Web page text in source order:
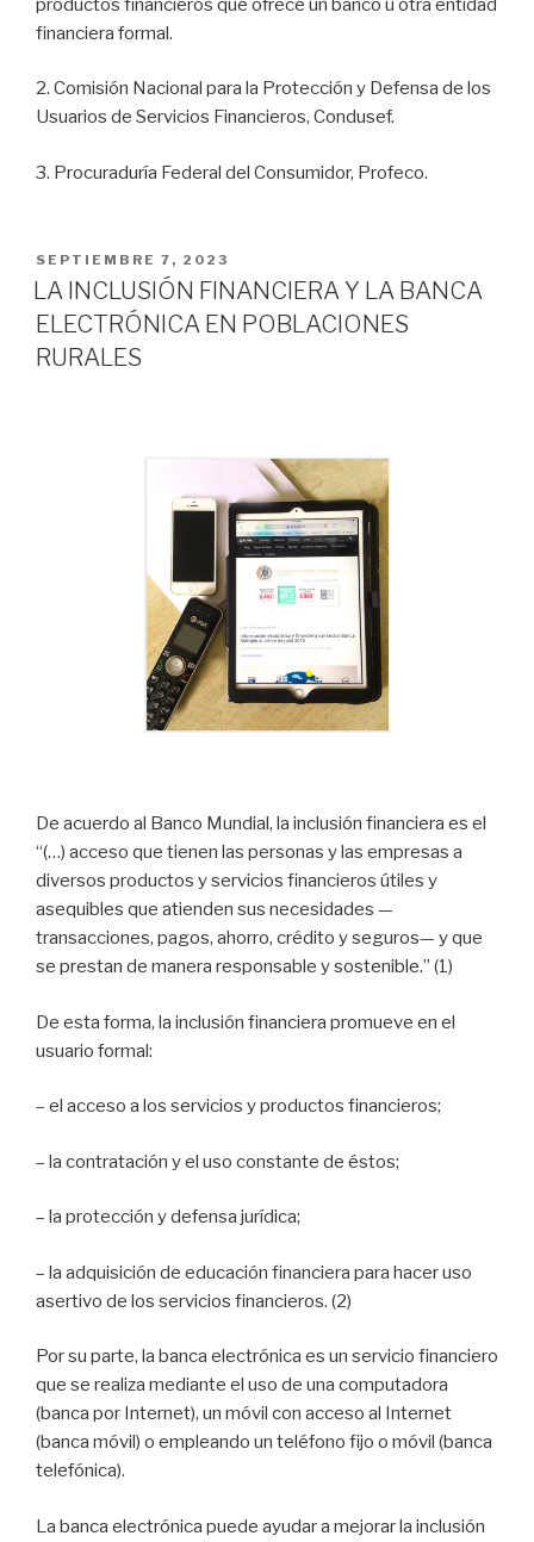
productos financieros que ofrece un banco u otra entidad
financiera formal.
2. Comisión Nacional para la Protección y Defensa de los
Usuarios de Servicios Financieros, Condusef.
3. Procuraduría Federal del Consumidor, Profeco.
PUBLICADO
EN
SEPTIEMBRE 7, 2023
LA INCLUSIÓN FINANCIERA Y LA BANCA
ELECTRÓNICA EN POBLACIONES
RURALES
De acuerdo al Banco Mundial, la inclusión financiera es el
“(…) acceso que tienen las personas y las empresas a
diversos productos y servicios financieros útiles y
asequibles que atienden sus necesidades —
transacciones, pagos, ahorro, crédito y seguros— y que
se prestan de manera responsable y sostenible.” (1)
De esta forma, la inclusión financiera promueve en el
usuario formal:
– el acceso a los servicios y productos financieros;
– la contratación y el uso constante de éstos;
– la protección y defensa jurídica;
– la adquisición de educación financiera para hacer uso
asertivo de los servicios financieros. (2)
Por su parte, la banca electrónica es un servicio financiero
que se realiza mediante el uso de una computadora
(banca por Internet), un móvil con acceso al Internet
(banca móvil) o empleando un teléfono fijo o móvil (banca
telefónica).
La banca electrónica puede ayudar a mejorar la inclusión